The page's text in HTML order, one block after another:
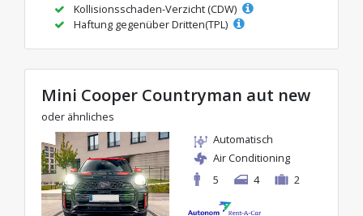
Kollisionsschaden-Verzicht (CDW)
Haftung gegenüber Dritten(TPL)
Mini Cooper Countryman aut new
oder ähnliches
Automatisch
Air Conditioning
5
4 2